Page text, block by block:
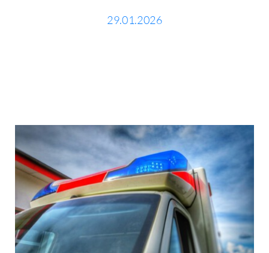
29.01.2026